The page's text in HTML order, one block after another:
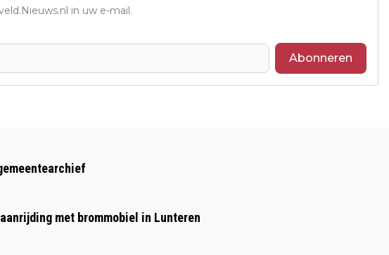
in uw e-mail.
Abonneren
met brommobiel in Lunteren